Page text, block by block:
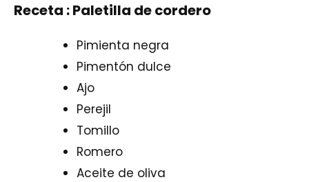
Receta : Paletilla de cordero
Pimienta negra
Pimentón dulce
Ajo
Perejil
Tomillo
Romero
Aceite de oliva